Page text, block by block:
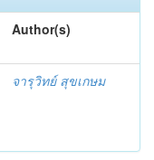
Author(s)
จารุวิทย์ สุขเกษม